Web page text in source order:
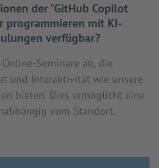
der "GitHub Copilot
programmieren mit KI-
verfügbar?
Seminare an, die
und Interaktivität wie unsere
bieten. Dies ermöglicht eine
vom Standort.